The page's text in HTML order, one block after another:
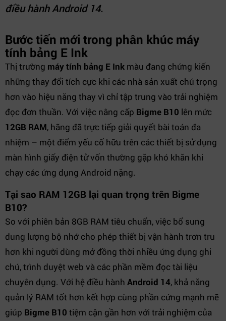
điều hành Android 14.
Bước tiến mới trong phân khúc máy
tính bảng E Ink
Thị trường máy tính bảng E Ink màu đang chứng kiến
những thay đổi tích cực khi các nhà sản xuất chú trọng
hơn vào hiệu năng thay vì chỉ tập trung vào trải nghiệm
đọc đơn thuần. Với việc nâng cấp Bigme B10 lên mức
12GB RAM, hãng đã trực tiếp giải quyết bài toán đa
nhiệm – một điểm yếu cố hữu trên các thiết bị sử dụng
màn hình giấy điện tử vốn thường gặp khó khăn khi
chạy các ứng dụng Android nặng.
Tại sao RAM 12GB lại quan trọng trên Bigme
B10?
So với phiên bản 8GB RAM tiêu chuẩn, việc bổ sung
dung lượng bộ nhớ cho phép thiết bị vận hành trơn tru
hơn khi người dùng mở đồng thời nhiều ứng dụng ghi
chú, trình duyệt web và các phần mềm đọc tài liệu
chuyên dụng. Với hệ điều hành Android 14, khả năng
quản lý RAM tốt hơn kết hợp cùng phần cứng mạnh mẽ
giúp Bigme B10 tiệm cận gần hơn với trải nghiệm của